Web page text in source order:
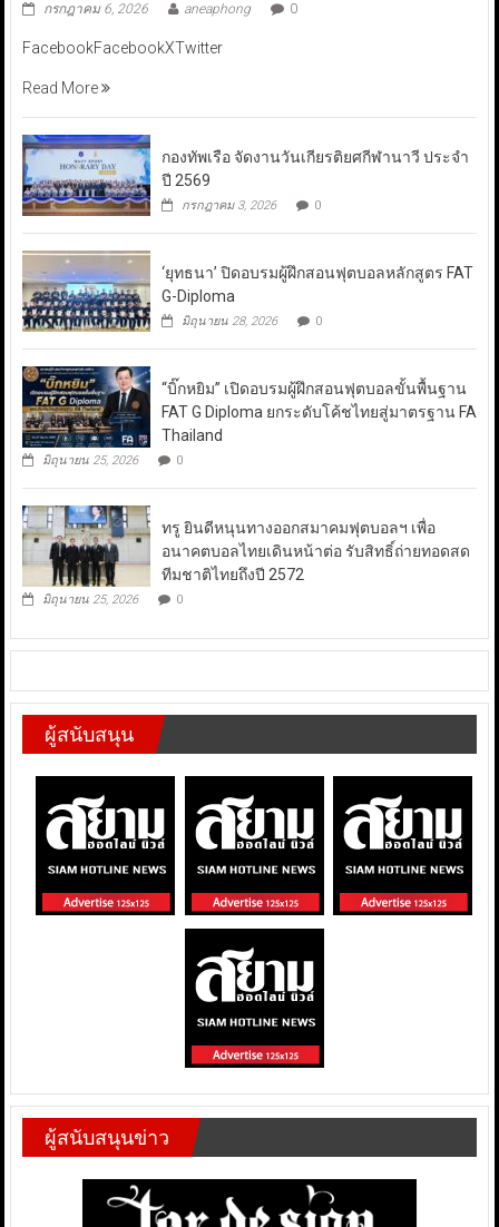
กรกฎาคม 6, 2026 aneaphong 0
FacebookFacebookXTwitter
Read More
กองทัพเรือ จัดงานวันเกียรติยศกีฬานาวี ประจำ
ปี 2569
กรกฎาคม 3, 2026 0
‘ยุทธนา’ ปิดอบรมผู้ฝึกสอนฟุตบอลหลักสูตร FAT
G-Diploma
มิถุนายน 28, 2026 0
“บิ๊กหยิม” เปิดอบรมผู้ฝึกสอนฟุตบอลขั้นพื้นฐาน
FAT G Diploma ยกระดับโค้ชไทยสู่มาตรฐาน FA
Thailand
มิถุนายน 25, 2026 0
ทรู ยินดีหนุนทางออกสมาคมฟุตบอลฯ เพื่อ
อนาคตบอลไทยเดินหน้าต่อ รับสิทธิ์ถ่ายทอดสด
ทีมชาติไทยถึงปี 2572
มิถุนายน 25, 2026 0
ผู้สนับสนุน
ผู้สนับสนุนข่าว